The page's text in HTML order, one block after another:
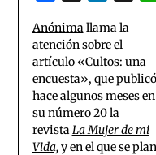
Anónima llama la
atención sobre el
artículo «Cultos: una
encuesta», que publicó
hace algunos meses en
su número 20 la
revista La Mujer de mi
Vida, y en el que se